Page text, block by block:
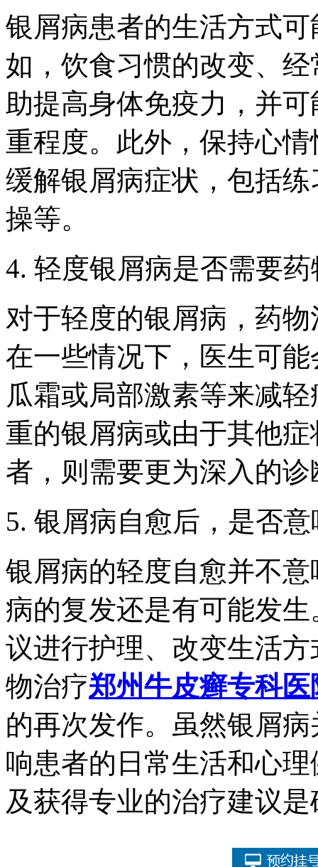
银屑病患者的生活方式
如，饮食习惯的改变、
助提高身体免疫力，并
重程度。此外，保持心
缓解银屑病症状，包括
操等。
4. 轻度银屑病是否需要
对于轻度的银屑病，药
在一些情况下，医生可
瓜霜或局部激素等来减
重的银屑病或由于其他
者，则需要更为深入的
5. 银屑病自愈后，是否
银屑病的轻度自愈并不
病的复发还是有可能发
议进行护理、改变生活
物治疗郑州牛皮癣专科医
的再次发作。虽然银屑
响患者的日常生活和心
及获得专业的治疗建议